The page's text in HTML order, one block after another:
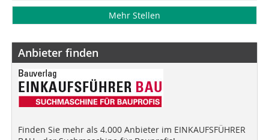
Mehr Stellen
Anbieter finden
Finden Sie mehr als 4.000 Anbieter im EINKAUFSFÜHRER